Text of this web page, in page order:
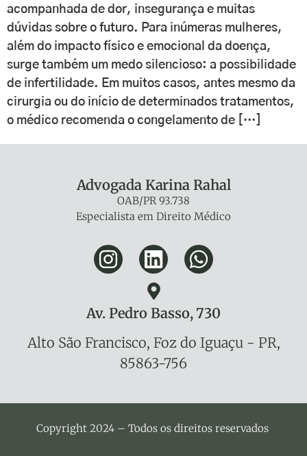
acompanhada de dor, insegurança e muitas
dúvidas sobre o futuro. Para inúmeras mulheres,
além do impacto físico e emocional da doença,
surge também um medo silencioso: a possibilidade
de infertilidade. Em muitos casos, antes mesmo da
cirurgia ou do início de determinados tratamentos,
o médico recomenda o congelamento de […]
Advogada Karina Rahal
OAB/PR 93.738
Especialista em Direito Médico
Av. Pedro Basso, 730
Alto São Francisco, Foz do Iguaçu - PR,
85863-756
Copyright 2024 – Todos os direitos reservados